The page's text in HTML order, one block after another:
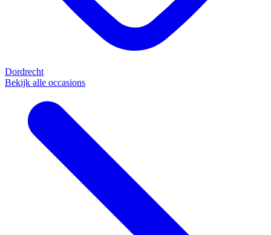
Dordrecht
Bekijk alle occasions